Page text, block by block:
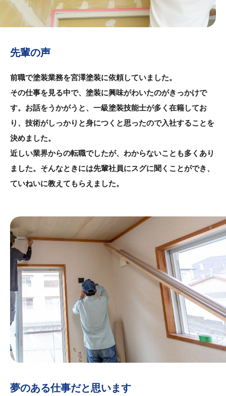
先輩の声
前職で塗装業務を宮澤塗装に依頼していました。
その仕事を見る中で、塗装に興味がわいたのがきっかけで
す。お話をうかがうと、一級塗装技能士が多く在籍してお
り、技術がしっかりと身につくと思ったので入社することを
決めました。
近しい業界からの転職でしたが、わからないことも多くあり
ました。そんなときには先輩社員にスグに聞くことができ、
ていねいに教えてもらえました。
夢のある仕事だと思います